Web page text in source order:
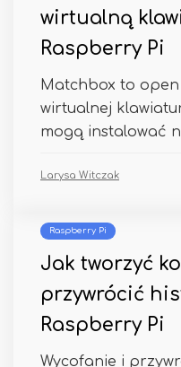
wirtualną
Raspberry Pi
Matchbox to
wirtualnej
mogą instalować
Larysa Witczak
Raspberry Pi
Jak tworzyć
przywrócić
Raspberry Pi
Wycofanie i